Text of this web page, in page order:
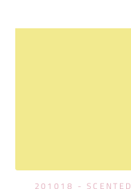
201018 - SCENTED